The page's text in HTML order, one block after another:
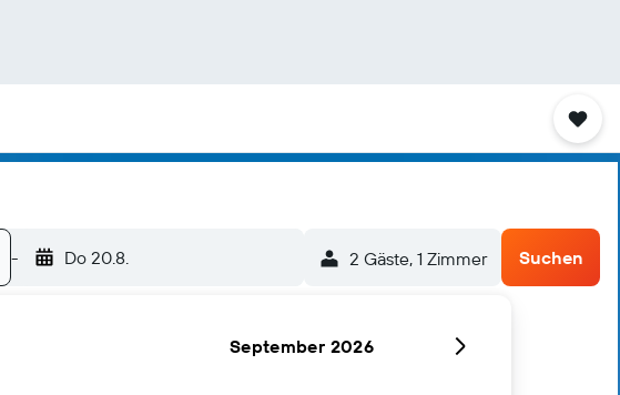
- Do 20.8. 2 Gäste, 1 Zimmer Suchen
September 2026